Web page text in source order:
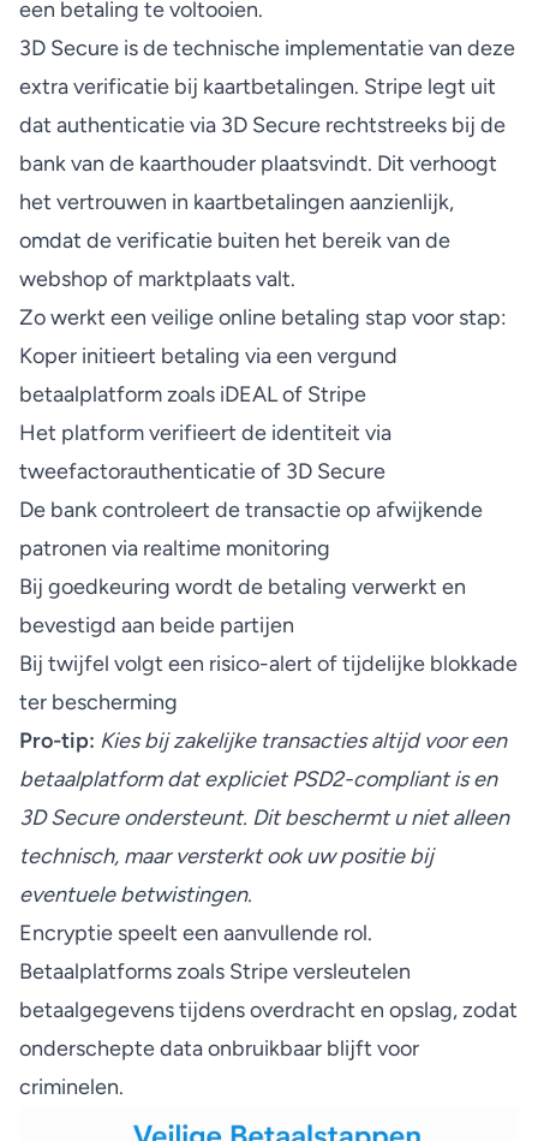
een betaling te voltooien.
3D Secure is de technische implementatie van deze
extra verificatie bij kaartbetalingen. Stripe legt uit
dat authenticatie via 3D Secure rechtstreeks bij de
bank van de kaarthouder plaatsvindt. Dit verhoogt
het vertrouwen in kaartbetalingen aanzienlijk,
omdat de verificatie buiten het bereik van de
webshop of marktplaats valt.
Zo werkt een veilige online betaling stap voor stap:
Koper initieert betaling via een vergund
betaalplatform zoals iDEAL of Stripe
Het platform verifieert de identiteit via
tweefactorauthenticatie of 3D Secure
De bank controleert de transactie op afwijkende
patronen via realtime monitoring
Bij goedkeuring wordt de betaling verwerkt en
bevestigd aan beide partijen
Bij twijfel volgt een risico-alert of tijdelijke blokkade
ter bescherming
Pro-tip: Kies bij zakelijke transacties altijd voor een
betaalplatform dat expliciet PSD2-compliant is en
3D Secure ondersteunt. Dit beschermt u niet alleen
technisch, maar versterkt ook uw positie bij
eventuele betwistingen.
Encryptie speelt een aanvullende rol.
Betaalplatforms zoals Stripe versleutelen
betaalgegevens tijdens overdracht en opslag, zodat
onderschepte data onbruikbaar blijft voor
criminelen.